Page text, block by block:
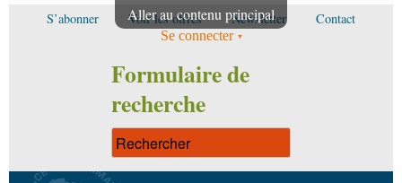
Aller au contenu principal
S’abonner Voir les offres Newsletter Contact
Se connecter
Formulaire de
recherche